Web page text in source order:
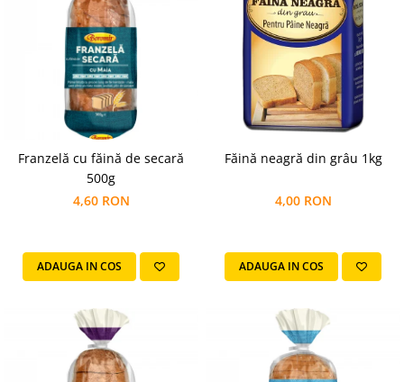
Franzelă cu făină de secară
500g
4,60 RON
ADAUGA IN COS
Făină neagră din grâu 1kg
4,00 RON
ADAUGA IN COS